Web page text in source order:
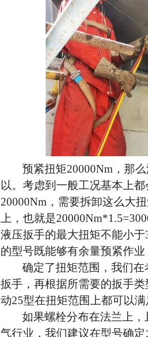
预紧扭矩20000Nm，那
以。考虑到一般工况基本上
20000Nm，需要拆卸这么大
上，也就是
液压扳手的最大扭矩不能小
的型号既能够有余量预紧作
确定了扭矩范围，我们
扳手，再根据所需要的扳手
动25型在扭矩范围上都可以
如果螺栓分布在法兰上
气行业，我们建议在型号确